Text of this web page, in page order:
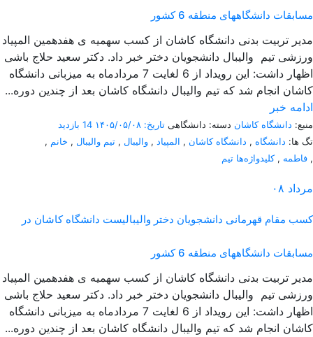
مسابقات دانشگاههای منطقه 6 کشور
مدیر تربیت بدنی دانشگاه کاشان از کسب سهمیه ی هفدهمین المپیاد
ورزشی تیم والیبال دانشجویان دختر خبر داد. دکتر سعید حلاج باشی
اظهار داشت: این رویداد از 6 لغایت 7 مردادماه به میزبانی دانشگاه
کاشان انجام شد که تیم والیبال دانشگاه کاشان بعد از چندین دوره...
ادامه خبر
منبع: دانشگاه کاشان دسته: دانشگاهی تاریخ: ۱۴۰۵/۰۵/۰۸
14 بازدید
تگ ها: دانشگاه , دانشگاه کاشان , المپیاد , والیبال , تیم والیبال , خانم ,
فاطمه ,کلیدواژه‌ها تیم ,
۰۸ مرداد
کسب مقام قهرمانی دانشجویان دختر والیبالیست دانشگاه کاشان در
مسابقات دانشگاههای منطقه 6 کشور
مدیر تربیت بدنی دانشگاه کاشان از کسب سهمیه ی هفدهمین المپیاد
ورزشی تیم والیبال دانشجویان دختر خبر داد. دکتر سعید حلاج باشی
اظهار داشت: این رویداد از 6 لغایت 7 مردادماه به میزبانی دانشگاه
کاشان انجام شد که تیم والیبال دانشگاه کاشان بعد از چندین دوره...